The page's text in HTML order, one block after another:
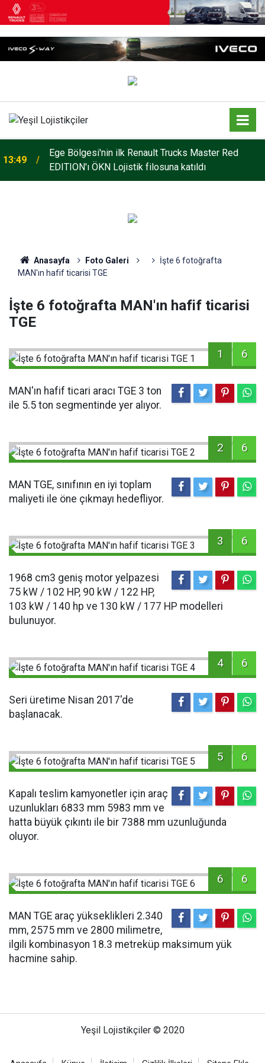
13:49
Ege Bölgesi'nin ilk Renault Trucks Master Red
14:35
Mars Logistics’in Yalova Gümrüğüne Bağlı
Antreposu İstanbul’da Hizmet Veriyor
Anasayfa Foto Galeri
İşte 6 fotoğrafta
MAN'ın hafif ticarisi TGE
İşte 6 fotoğrafta MAN'ın hafif ticarisi
TGE
1 6
MAN'ın hafif ticari aracı TGE 3 ton
ile 5.5 ton segmentinde yer alıyor.
2 6
MAN TGE, sınıfının en iyi toplam
maliyeti ile öne çıkmayı hedefliyor.
3 6
1968 cm3 geniş motor yelpazesi
75 kW / 102 HP, 90 kW / 122 HP,
103 kW / 140 hp ve 130 kW / 177 HP modelleri
bulunuyor.
4 6
Seri üretime Nisan 2017'de
başlanacak.
5 6
Kapalı teslim kamyonetler için araç
uzunlukları 6833 mm 5983 mm ve
hatta büyük çıkıntı ile bir 7388 mm uzunluğunda
oluyor.
6 6
MAN TGE araç yükseklikleri 2.340
mm, 2575 mm ve 2800 milimetre,
ilgili kombinasyon 18.3 metreküp maksimum yük
hacmine sahip.
Yeşil Lojistikçiler © 2020